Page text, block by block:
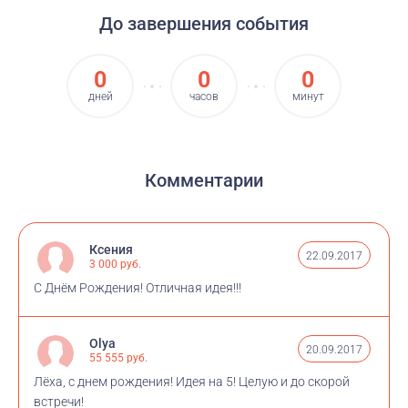
поскольку я не знаю, сколько вы захотите
Спасибо большое!
Леха Фиников
До завершения события
0
дней
0
часов
0
минут
Комментарии
Ксения
3 000 руб.
22.09.2017
С Днём Рождения! Отличная идея!!!
Olya
55 555 руб.
20.09.2017
Лёха, с днем рождения! Идея на 5! Целую и до скорой
встречи!